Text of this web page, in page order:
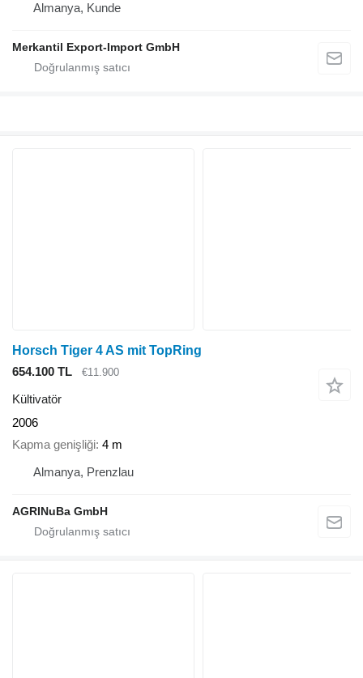
Almanya, Kunde
Merkantil Export-Import GmbH
Horsch Tiger 4 AS mit TopRing
654.100 TL
€11.900
Kültivatör
2006
Kapma genişliği 4 m
Almanya, Prenzlau
AGRINuBa GmbH